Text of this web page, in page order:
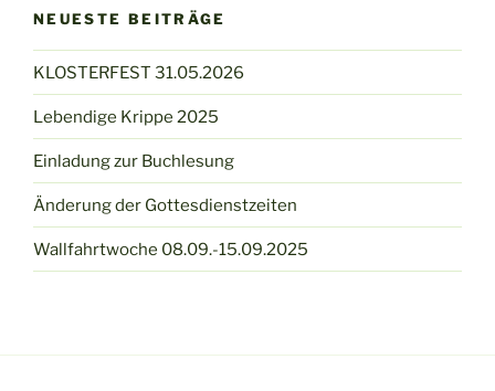
NEUESTE BEITRÄGE
KLOSTERFEST 31.05.2026
Lebendige Krippe 2025
Einladung zur Buchlesung
Änderung der Gottesdienstzeiten
Wallfahrtwoche 08.09.-15.09.2025